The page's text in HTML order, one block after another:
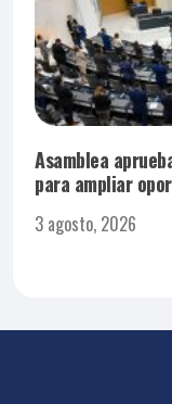
Asamblea
para ampliar
3 agosto, 2026